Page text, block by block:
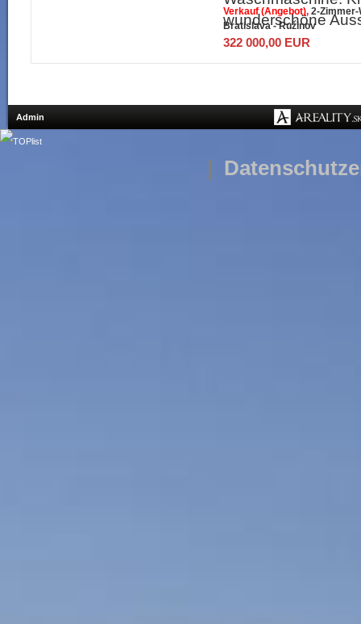
wunderschöne
Verkauf (Angebot) 2-Zimmer-
Bratislava - Ružinov
322 000,00 EUR
Admin
|